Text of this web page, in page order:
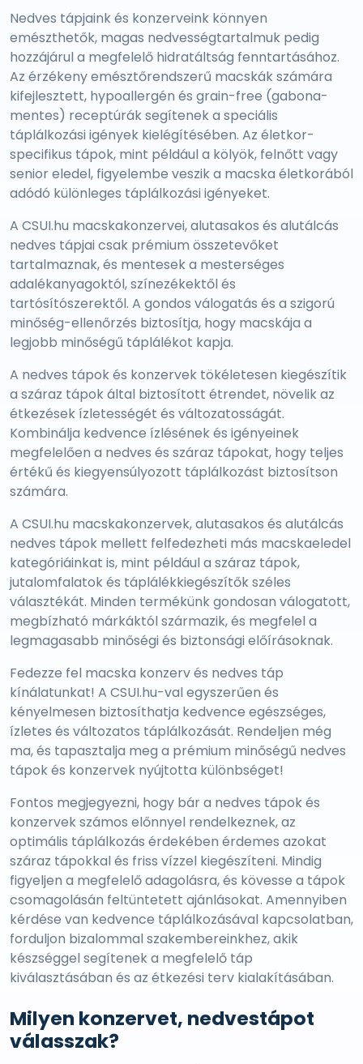
Nedves tápjaink és konzerveink könnyen
emészthetők, magas nedvességtartalmuk pedig
hozzájárul a megfelelő hidratáltság fenntartásához.
Az érzékeny emésztőrendszerű macskák számára
kifejlesztett, hypoallergén és grain-free (gabona-
mentes) receptúrák segítenek a speciális
táplálkozási igények kielégítésében. Az életkor-
specifikus tápok, mint például a kölyök, felnőtt vagy
senior eledel, figyelembe veszik a macska életkorából
adódó különleges táplálkozási igényeket.
A CSUI.hu macskakonzervei, alutasakos és alutálcás
nedves tápjai csak prémium összetevőket
tartalmaznak, és mentesek a mesterséges
adalékanyagoktól, színezékektől és
tartósítószerektől. A gondos válogatás és a szigorú
minőség-ellenőrzés biztosítja, hogy macskája a
legjobb minőségű táplálékot kapja.
A nedves tápok és konzervek tökéletesen kiegészítik
a száraz tápok által biztosított étrendet, növelik az
étkezések ízletességét és változatosságát.
Kombinálja kedvence ízlésének és igényeinek
megfelelően a nedves és száraz tápokat, hogy teljes
értékű és kiegyensúlyozott táplálkozást biztosítson
számára.
A CSUI.hu macskakonzervek, alutasakos és alutálcás
nedves tápok mellett felfedezheti más macskaeledel
kategóriáinkat is, mint például a száraz tápok,
jutalomfalatok és táplálékkiegészítők széles
választékát. Minden termékünk gondosan válogatott,
megbízható márkáktól származik, és megfelel a
legmagasabb minőségi és biztonsági előírásoknak.
Fedezze fel macska konzerv és nedves táp
kínálatunkat! A CSUI.hu-val egyszerűen és
kényelmesen biztosíthatja kedvence egészséges,
ízletes és változatos táplálkozását. Rendeljen még
ma, és tapasztalja meg a prémium minőségű nedves
tápok és konzervek nyújtotta különbséget!
Fontos megjegyezni, hogy bár a nedves tápok és
konzervek számos előnnyel rendelkeznek, az
optimális táplálkozás érdekében érdemes azokat
száraz tápokkal és friss vízzel kiegészíteni. Mindig
figyeljen a megfelelő adagolásra, és kövesse a tápok
csomagolásán feltüntetett ajánlásokat. Amennyiben
kérdése van kedvence táplálkozásával kapcsolatban,
forduljon bizalommal szakembereinkhez, akik
készséggel segítenek a megfelelő táp
kiválasztásában és az étkezési terv kialakításában.
Milyen konzervet, nedvestápot
válasszak?